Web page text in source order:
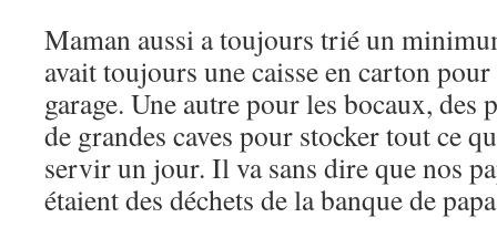
Maman aussi a toujours trié un
avait toujours une caisse en carton
garage. Une autre pour les bocaux, des
de grandes caves pour stocker tout ce
servir un jour. Il va sans dire que nos
étaient des déchets de la banque de